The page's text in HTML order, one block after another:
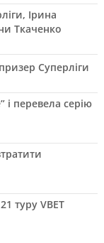
Ірина
Ткаченко
Суперліги
і перевела серію
туру VBET